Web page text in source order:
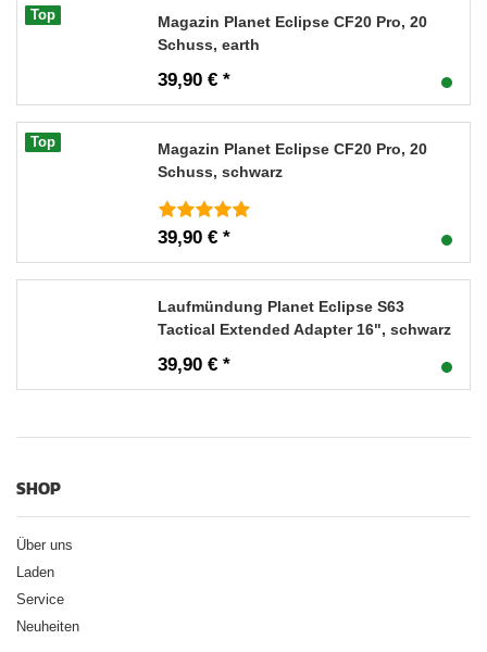
Top
Magazin Planet Eclipse CF20 Pro, 20
Schuss, earth
39,90 € *
Top
Magazin Planet Eclipse CF20 Pro, 20
Schuss, schwarz
39,90 € *
Laufmündung Planet Eclipse S63
Tactical Extended Adapter 16", schwarz
39,90 € *
SHOP
Über uns
Laden
Service
Neuheiten